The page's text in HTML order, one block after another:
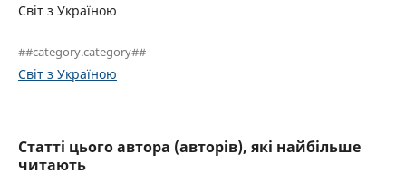
Світ з Україною
##category.category##
Світ з Україною
Статті цього автора (авторів), які найбільше
читають